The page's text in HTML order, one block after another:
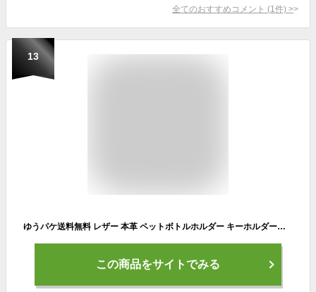
全てのおすすめコメント (1 件) >
13
ゆうパケ送料無料 レザー 本革 ペットボトルホルダー キーホルダー登山 アウトドア ストラップ ブッテーロ 小物 アクセサリー ナスカン人気 おしゃれ 高級 butteroプレゼント 贈り物/gk003
この商品をサイトでみる